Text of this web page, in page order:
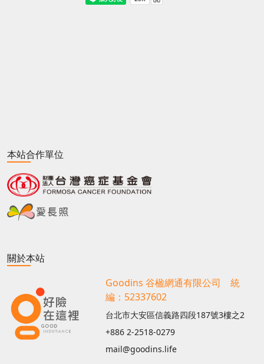
本站合作單位
關於本站
Goodins 谷楹網通有限公司 統
編：52337602
台北市大安區信義路四段187號3樓之2
+886 2-2518-0279
mail@goodins.life